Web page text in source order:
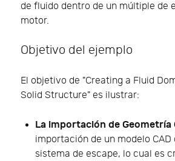
de fluido dentro de un múltiple de
motor.
Objetivo del ejemplo
El objetivo de "Creating a Fluid
Solid Structure" es ilustrar:
La importación de Geometría
importación de un modelo
sistema de escape, lo cual es